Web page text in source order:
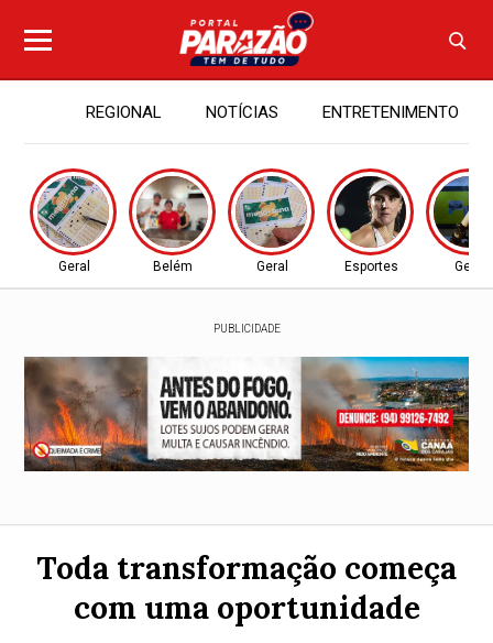
REGIONAL NOTÍCIAS ENTRETENIMENTO
Geral Belém Geral Esportes Geral
PUBLICIDADE
Toda transformação começa
com uma oportunidade